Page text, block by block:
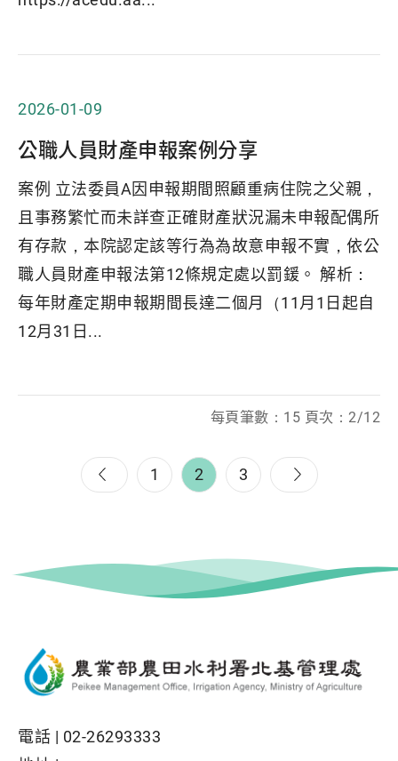
2026-01-09
公職人員財產申報案例分享
案例 立法委員A因申報期間照顧重病住院之父親，
且事務繁忙而未詳查正確財產狀況漏未申報配偶所
有存款，本院認定該等行為為故意申報不實，依公
職人員財產申報法第12條規定處以罰鍰。 解析：
每年財產定期申報期間長達二個月（11月1日起自
12月31日...
每頁筆數：15 頁次：2/12
1 2 3
電話 | 02-26293333